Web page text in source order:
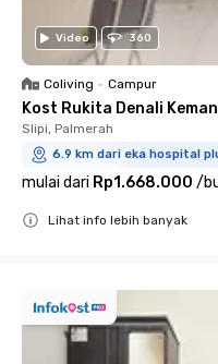
Video 360
Coliving • Campur
Kost Rukita Denali
Slipi, Palmerah
6.9 km dari eka hospital
mulai dari Rp1.668.000 /
Lihat info lebih banyak